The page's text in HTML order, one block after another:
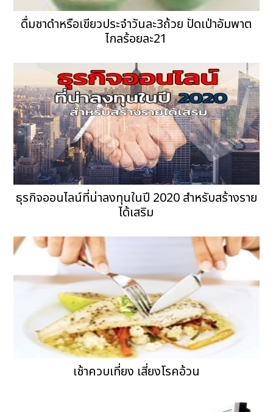
ดื่มชาดำหรือเขียวประจำวันละ3ถ้วย ปัดเป่าอัมพาต
ไกลร้อยละ21
ธุรกิจออนไลน์ที่น่าลงทุนในปี 2020 สำหรับสร้างราย
ได้เสริม
เช้าควบเที่ยง เสี่ยงโรคอ้วน